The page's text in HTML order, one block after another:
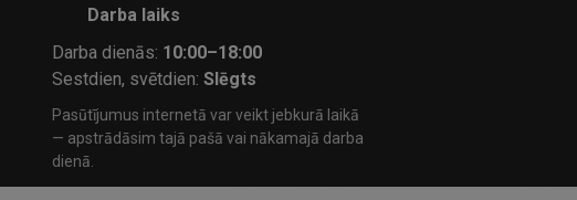
Darba laiks
Darba dienās: 10:00–18:00
Sestdien, svētdien:Slēgts
Pasūtījumus internetā var veikt jebkurā laikā
— apstrādāsim tajā pašā vai nākamajā darba
dienā.